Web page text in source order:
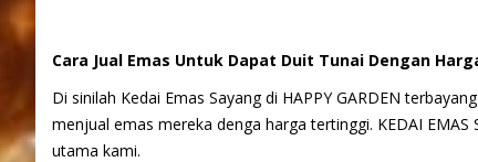
Cara Jual Emas Untuk Dapat Duit Tunai Dengan
Di sinilah Kedai Emas Sayang di HAPPY GARDEN
menjual emas mereka denga harga tertinggi. KEDAI
utama kami.